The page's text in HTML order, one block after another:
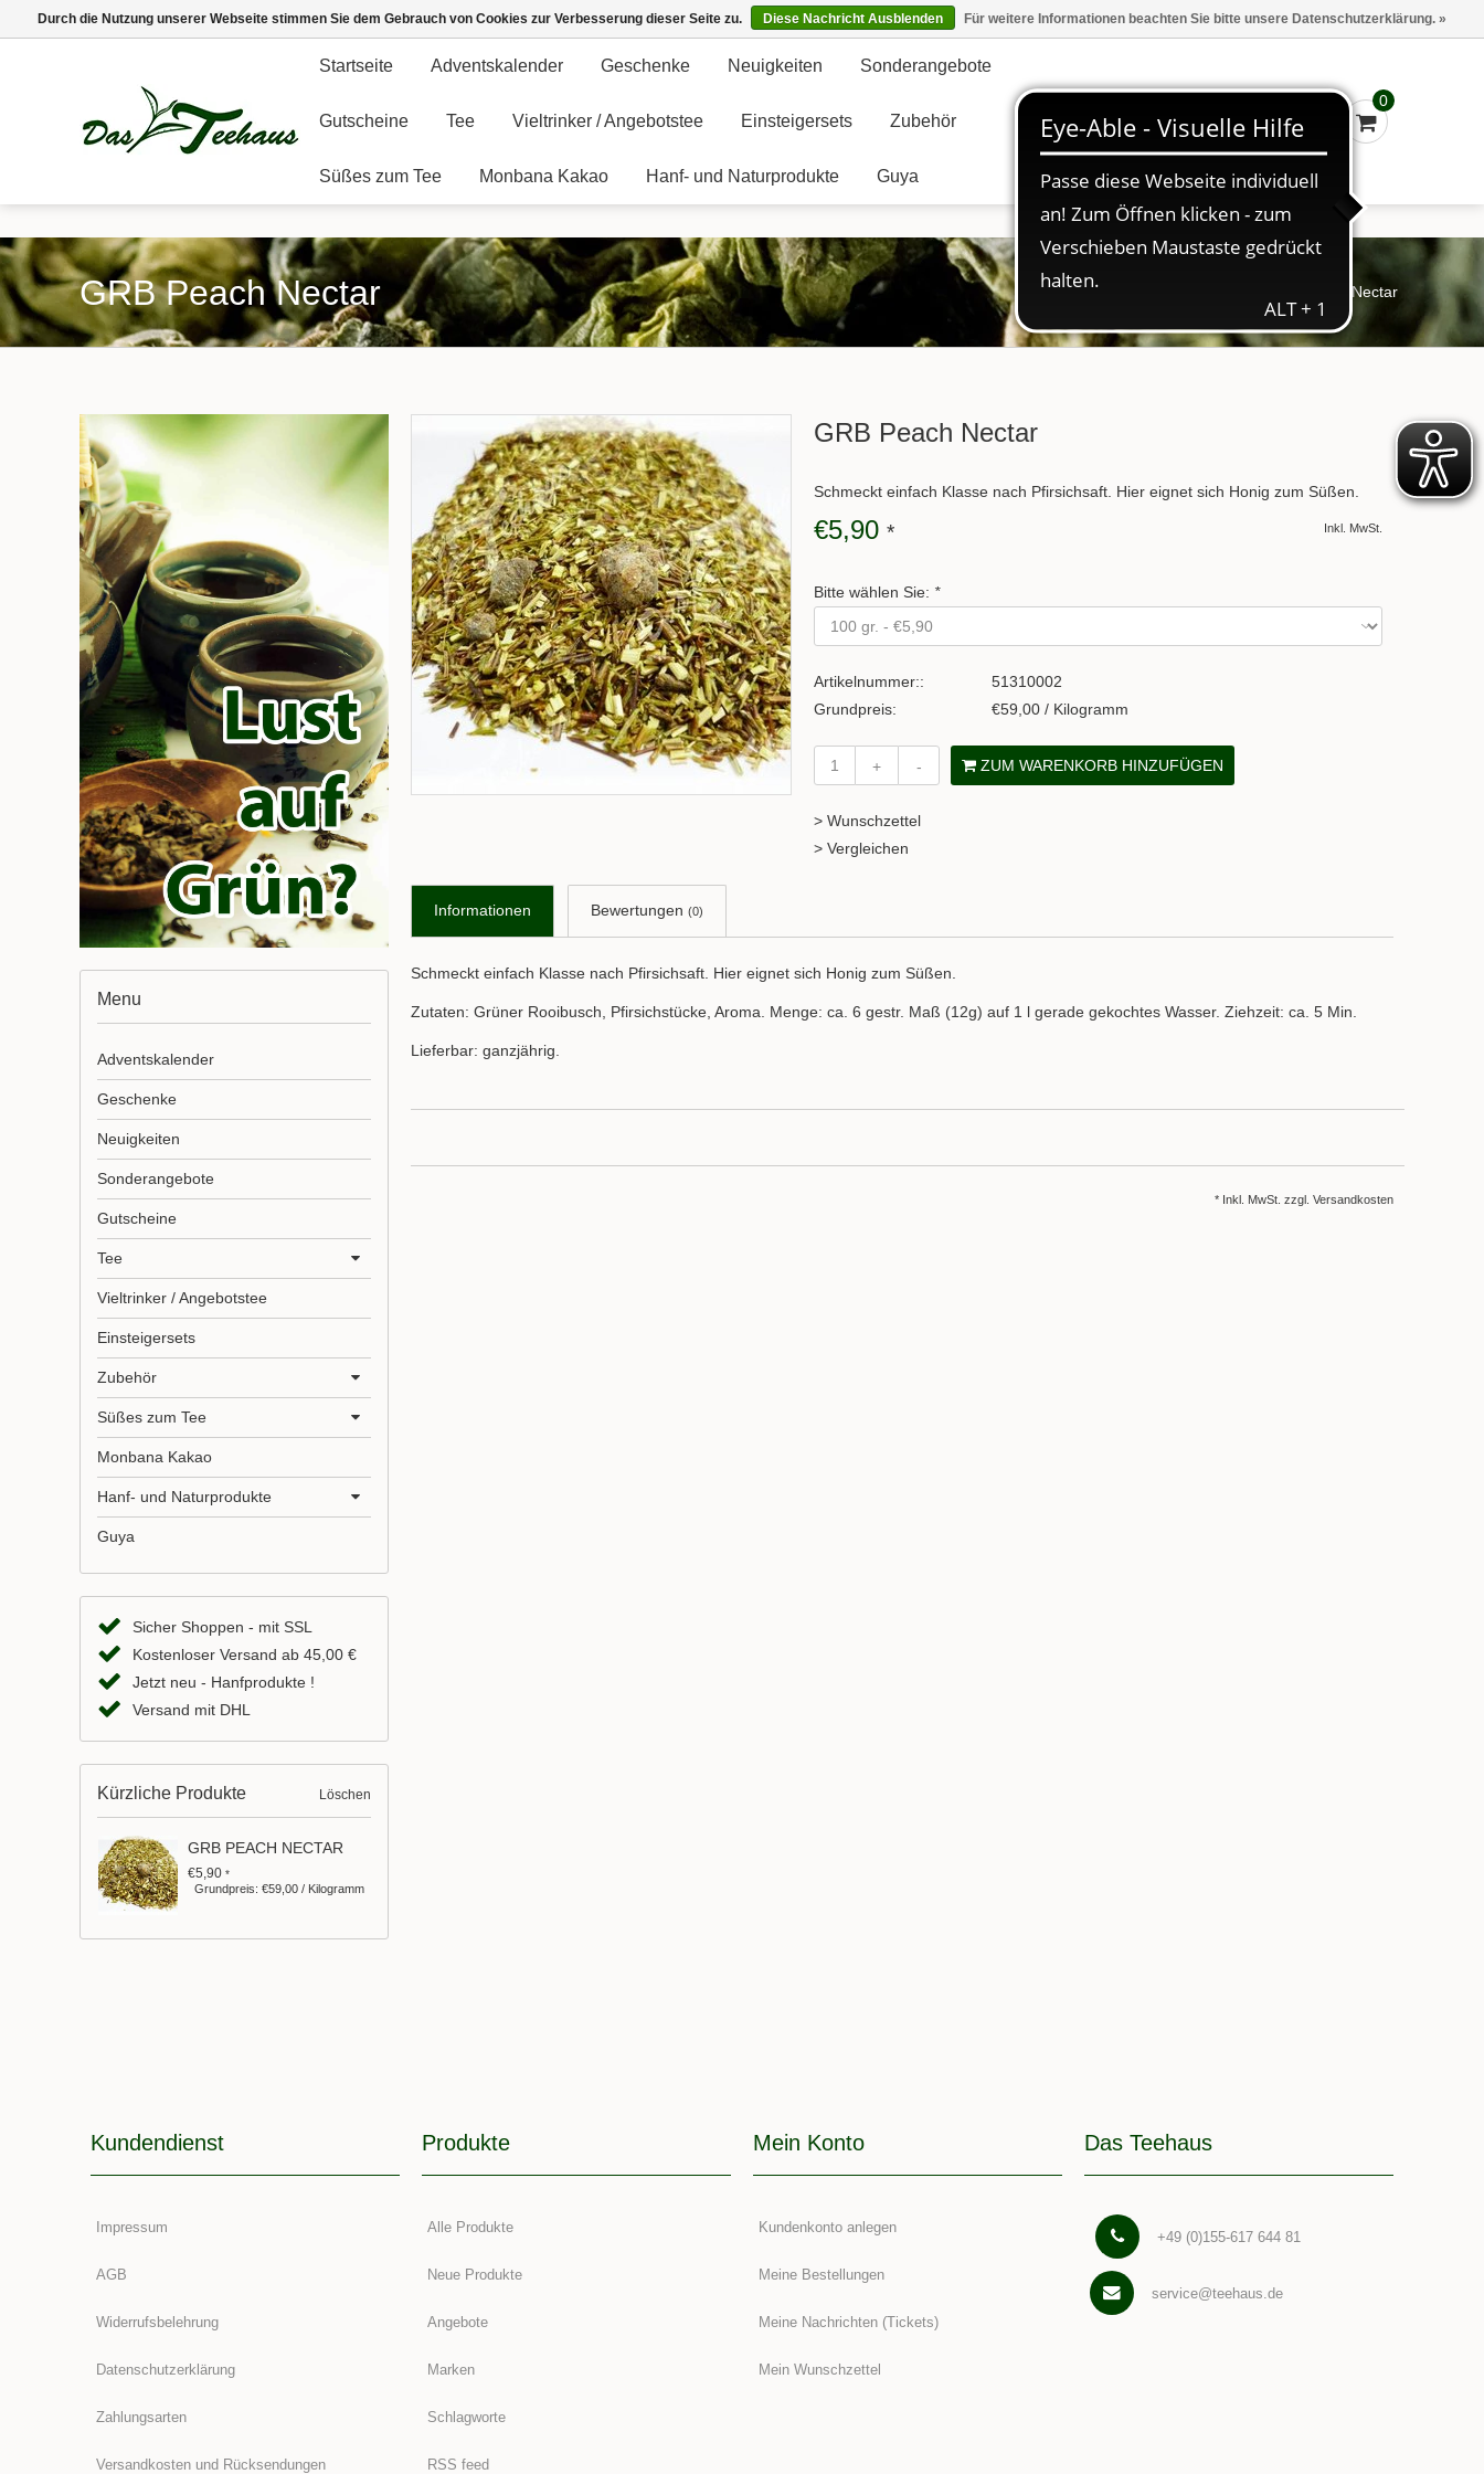
Marken Kasse - €0,00 Anmelden
Startseite Adventskalender Geschenke Neuigkeiten Sonderangebote
Gutscheine Tee Vieltrinker / Angebotstee Einsteigersets Zubehör
Süßes zum Tee Monbana Kakao Hanf- und Naturprodukte Guya
0
GRB Peach Nectar GRB Peach Nectar
GRB Peach Nectar
Schmeckt einfach Klasse nach Pfirsichsaft. Hier eignet sich Honig zum Süßen.
€5,90 * Inkl. MwSt.
Bitte wählen Sie: *
Artikelnummer::
51310002
Grundpreis:
€59,00 / Kilogramm
+ - ZUM WARENKORB HINZUFÜGEN
> Wunschzettel
> Vergleichen
Informationen Bewertungen (0)
Schmeckt einfach Klasse nach Pfirsichsaft. Hier eignet sich Honig zum Süßen.
Zutaten: Grüner Rooibusch, Pfirsichstücke, Aroma. Menge: ca. 6 gestr. Maß (12g) auf 1 l gerade gekochtes Wasser. Ziehzeit: ca. 5 Min.
Lieferbar: ganzjährig.
* Inkl. MwSt. zzgl. Versandkosten
Menu
Adventskalender
Geschenke
Neuigkeiten
Sonderangebote
Gutscheine
Tee
Vieltrinker / Angebotstee
Einsteigersets
Zubehör
Süßes zum Tee
Monbana Kakao
Hanf- und Naturprodukte
Guya
Sicher Shoppen - mit SSL
Kostenloser Versand ab 45,00 €
Jetzt neu - Hanfprodukte !
Versand mit DHL
Kürzliche Produkte Löschen
GRB PEACH NECTAR
€5,90*
Grundpreis: €59,00 / Kilogramm
Kundendienst
Impressum
AGB
Widerrufsbelehrung
Datenschutzerklärung
Zahlungsarten
Versandkosten und Rücksendungen
Produkte
Alle Produkte
Neue Produkte
Angebote
Marken
Schlagworte
RSS feed
Mein Konto
Kundenkonto anlegen
Meine Bestellungen
Meine Nachrichten (Tickets)
Mein Wunschzettel
Das Teehaus
+49 (0)155-617 644 81
service@teehaus.de
Durch die Nutzung unserer Webseite stimmen Sie dem Gebrauch von Cookies zur Verbesserung dieser Seite zu. Diese Nachricht Ausblenden Für weitere Informationen beachten Sie bitte unsere Datenschutzerklärung. »